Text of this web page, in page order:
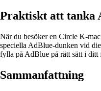
Praktiskt att tanka
När du besöker en Circle K-
speciella AdBlue-dunken vid
fylla på AdBlue på rätt sätt i ditt
Sammanfattning